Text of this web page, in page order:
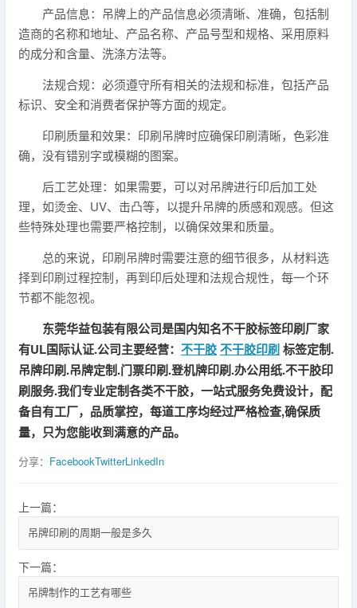
产品信息：吊牌上的产品信息必须清晰、准确，包括制
造商的名称和地址、产品名称、产品号型和规格、采用原料
的成分和含量、洗涤方法等。
法规合规：必须遵守所有相关的法规和标准，包括产品
标识、安全和消费者保护等方面的规定。
印刷质量和效果：印刷吊牌时应确保印刷清晰，色彩准
确，没有错别字或模糊的图案。
后工艺处理：如果需要，可以对吊牌进行印后加工处
理，如烫金、UV、击凸等，以提升吊牌的质感和观感。但这
些特殊处理也需要严格控制，以确保效果和质量。
总的来说，印刷吊牌时需要注意的细节很多，从材料选
择到印刷过程控制，再到印后处理和法规合规性，每一个环
节都不能忽视。
东莞华益包装有限公司是国内知名不干胶标签印刷厂家
有UL国际认证.公司主要经营： 不干胶不干胶印刷标签定制.
吊牌印刷.吊牌定制.门票印刷.登机牌印刷.办公用纸.不干胶印
刷服务.我们专业定制各类不干胶，一站式服务免费设计，配
备自有工厂，品质掌控，每道工序均经过严格检查,确保质
量，只为您能收到满意的产品。
分享： FacebookTwitterLinkedIn
上一篇：
吊牌印刷的周期一般是多久
下一篇：
吊牌制作的工艺有哪些